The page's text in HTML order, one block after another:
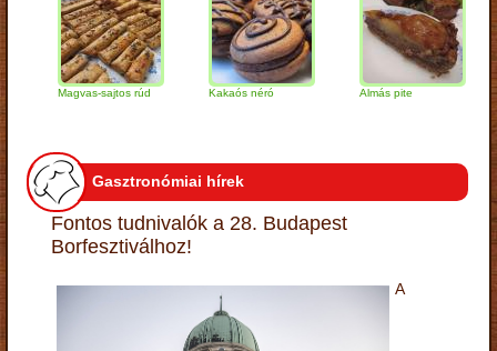
Magvas-sajtos rúd Kakaós néró Almás pite
Gasztronómiai hírek
Fontos tudnivalók a 28. Budapest
Borfesztiválhoz!
A